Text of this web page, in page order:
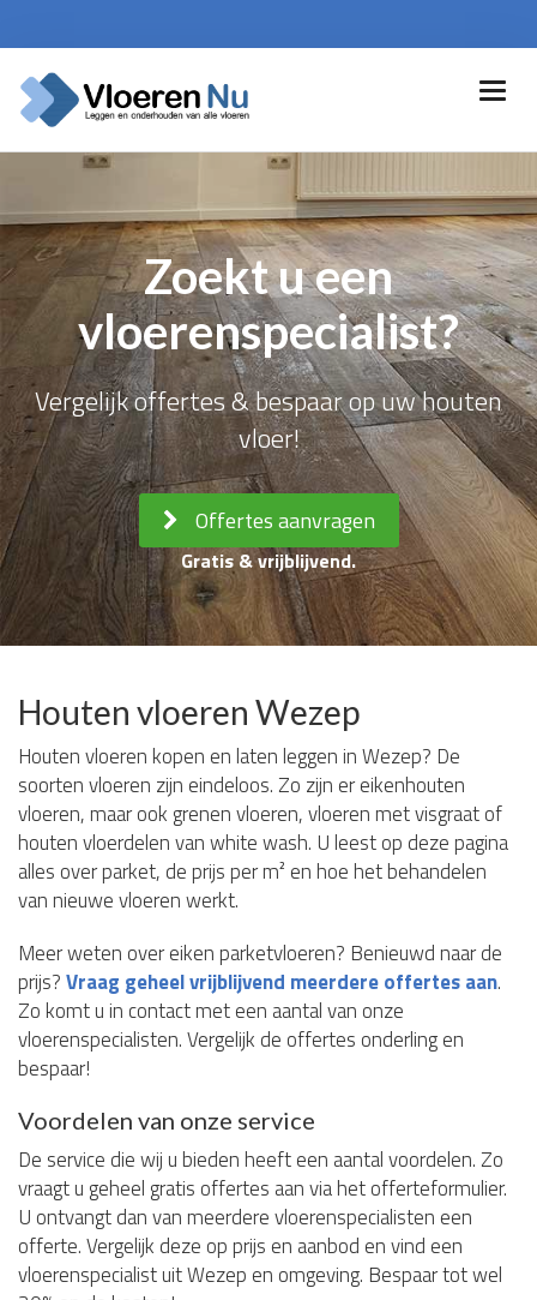
Zoekt u een
vloerenspecialist?
Vergelijk offertes & bespaar op uw houten
vloer!
Offertes aanvragen
Gratis & vrijblijvend.
Houten vloeren Wezep
Houten vloeren kopen en laten leggen in Wezep? De
soorten vloeren zijn eindeloos. Zo zijn er eikenhouten
vloeren, maar ook grenen vloeren, vloeren met visgraat of
houten vloerdelen van white wash. U leest op deze pagina
alles over parket, de prijs per m² en hoe het behandelen
van nieuwe vloeren werkt.
Meer weten over eiken parketvloeren? Benieuwd naar de
prijs?Vraag geheel vrijblijvend meerdere offertes aan.
Zo komt u in contact met een aantal van onze
vloerenspecialisten. Vergelijk de offertes onderling en
bespaar!
Voordelen van onze service
De service die wij u bieden heeft een aantal voordelen. Zo
vraagt u geheel gratis offertes aan via het offerteformulier.
U ontvangt dan van meerdere vloerenspecialisten een
offerte. Vergelijk deze op prijs en aanbod en vind een
vloerenspecialist uit Wezep en omgeving. Bespaar tot wel